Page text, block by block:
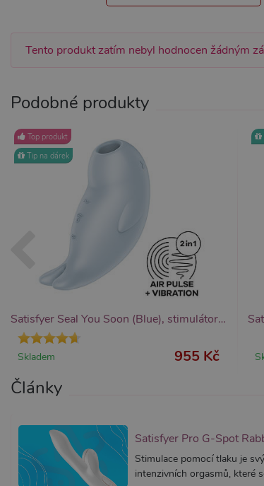
Tento produkt zatím nebyl hodnocen žádným
Podobné produkty
Top produkt
Tip na dárek
Satisfyer Seal You Soon (Blue), stimulátor klitorisu
Skladem 955 Kč
Články
Satisfyer Pro G-Spot
Stimulace pomocí tlaku je
intenzivních orgasmů, které
PHPSESSID